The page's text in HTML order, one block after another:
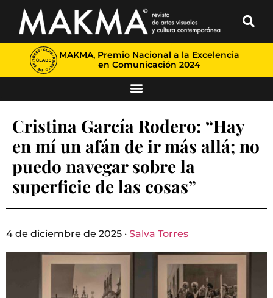
MAKMA, Premio Nacional a la Excelencia
en Comunicación 2024
Cristina García Rodero: “Hay
en mí un afán de ir más allá; no
puedo navegar sobre la
superficie de las cosas”
4 de diciembre de 2025 · Salva Torres